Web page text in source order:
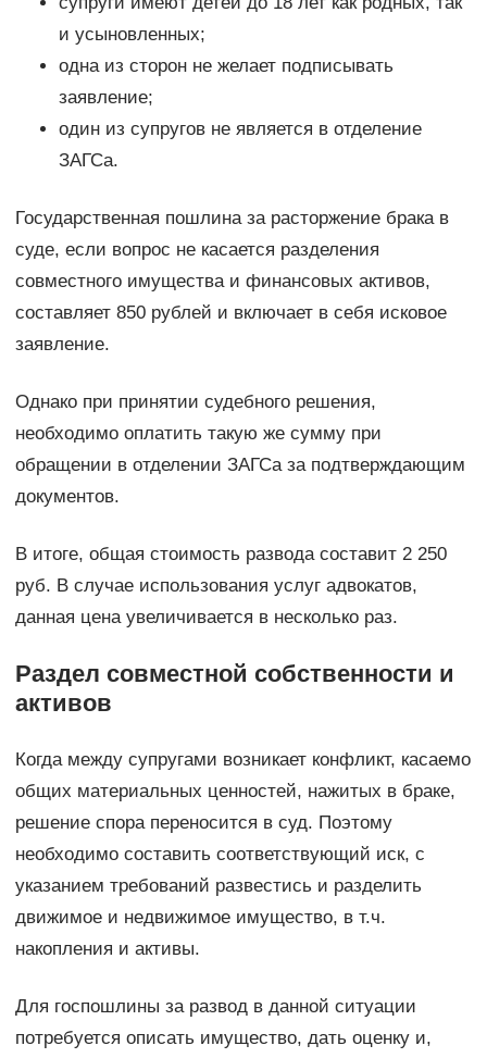
и усыновленных;
одна из сторон не желает подписывать
заявление;
один из супругов не является в отделение
ЗАГСа.
Государственная пошлина за расторжение брака в
суде, если вопрос не касается разделения
совместного имущества и финансовых активов,
составляет 850 рублей и включает в себя исковое
заявление.
Однако при принятии судебного решения,
необходимо оплатить такую же сумму при
обращении в отделении ЗАГСа за подтверждающим
документов.
В итоге, общая стоимость развода составит 2 250
руб. В случае использования услуг адвокатов,
данная цена увеличивается в несколько раз.
Раздел совместной собственности и
активов
Когда между супругами возникает конфликт, касаемо
общих материальных ценностей, нажитых в браке,
решение спора переносится в суд. Поэтому
необходимо составить соответствующий иск, с
указанием требований развестись и разделить
движимое и недвижимое имущество, в т.ч.
накопления и активы.
Для госпошлины за развод в данной ситуации
потребуется описать имущество, дать оценку и,